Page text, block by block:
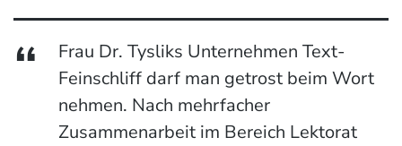
Frau Dr. Tysliks Unternehmen Text-
Feinschliff darf man getrost beim Wort
nehmen. Nach mehrfacher
Zusammenarbeit im Bereich Lektorat